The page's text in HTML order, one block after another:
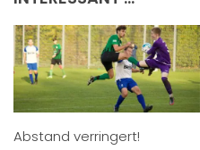
Abstand verringert!